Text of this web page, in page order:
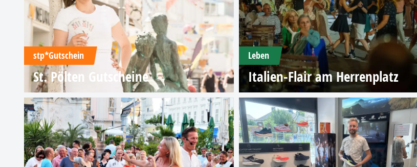
stp*Gutschein
St. Pölten Gutscheine
Leben
Italien-Flair am Herrenplatz